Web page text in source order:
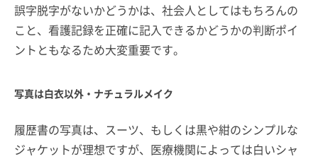
誤字脱字がないかどうかは、社会人としてはもちろんの
こと、看護記録を正確に記入できるかどうかの判断ポイ
ントともなるため大変重要です。
写真は白衣以外・ナチュラルメイク
履歴書の写真は、スーツ、もしくは黒や紺のシンプルな
ジャケットが理想ですが、医療機関によっては白いシャ